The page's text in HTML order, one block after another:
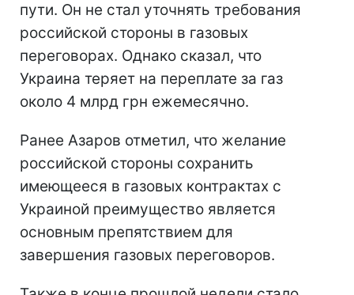
пути. Он не стал уточнять требования
российской стороны в газовых
переговорах. Однако сказал, что
Украина теряет на переплате за газ
около 4 млрд грн ежемесячно.
Ранее Азаров отметил, что желание
российской стороны сохранить
имеющееся в газовых контрактах с
Украиной преимущество является
основным препятствием для
завершения газовых переговоров.